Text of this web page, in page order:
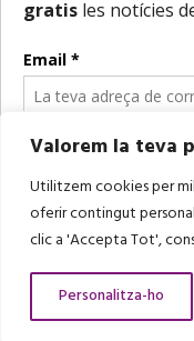
Valorem la teva
Utilitzem cookies per
oferir contingut
clic a 'Accepta Tot',
Personalitza-ho